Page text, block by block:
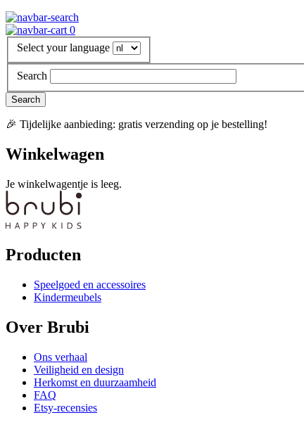
0
Select your language
Search
🎉 Tijdelijke aanbieding: gratis verzending op je bestelling!
Winkelwagen
Je winkelwagentje is leeg.
Producten
Speelgoed en accessoires
Kindermeubels
Over Brubi
Ons verhaal
Veiligheid en design
Herkomst en duurzaamheid
FAQ
Etsy-recensies